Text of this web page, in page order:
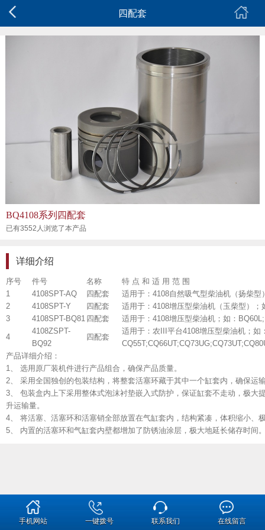
四配套
BQ4108系列四配套
已有3552人浏览了本产品
详细介绍
序号 件号 名称
特 点 和 适 用 范 围
1
4108SPT-AQ 四配套
适用于：4108自然吸气型柴油机（扬柴型
2
4108SPT-Y 四配套
适用于：4108增压型柴油机（玉柴型）；
3
4108SPT-BQ81 四配套 适用于：4108增压型柴油机；如：
4
4108ZSPT-
BQ92
四配套
适用于：农III平台4108增压型柴油机；如
产品详细介绍：
1、 选用原厂装机件进行产品组合，确保产品质量。
2、 采用全国独创的包装结构，将整套活塞环藏于其中一个缸套内，确保运
3、 包装盒内上下采用整体式泡沫衬垫嵌入式防护，保证缸套不走动，极大
升运输量。
4、 将活塞、活塞环和活塞销全部放置在气缸套内，结构紧凑，体积缩小、
5、 内置的活塞环和气缸套内壁都增加了防锈油涂层，极大地延长储存时间
手机网站 一键拨号 联系我们 在线留言